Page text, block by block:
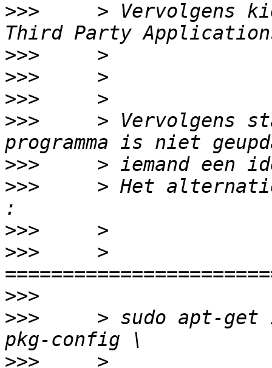
>>>
> Vervolgens
>>>
>>>
>>>
>>>
> Vervolgens
>>>
>>>
> Het
>>>
>>>
     >
>>>
>>>
> sudo apt-get
>>>
>